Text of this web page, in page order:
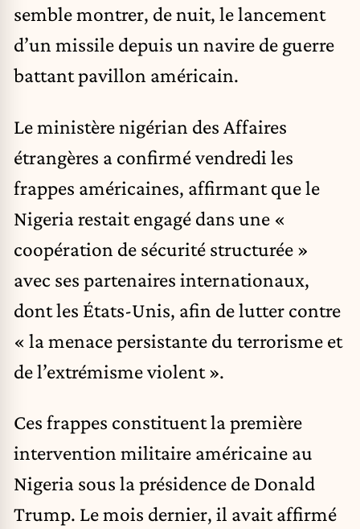
semble montrer, de nuit, le lancement
d’un missile depuis un navire de guerre
battant pavillon américain.
Le ministère nigérian des Affaires
étrangères a confirmé vendredi les
frappes américaines, affirmant que le
Nigeria restait engagé dans une «
coopération de sécurité structurée »
avec ses partenaires internationaux,
dont les États-Unis, afin de lutter contre
« la menace persistante du terrorisme et
de l’extrémisme violent ».
Ces frappes constituent la première
intervention militaire américaine au
Nigeria sous la présidence de Donald
Trump. Le mois dernier, il avait affirmé